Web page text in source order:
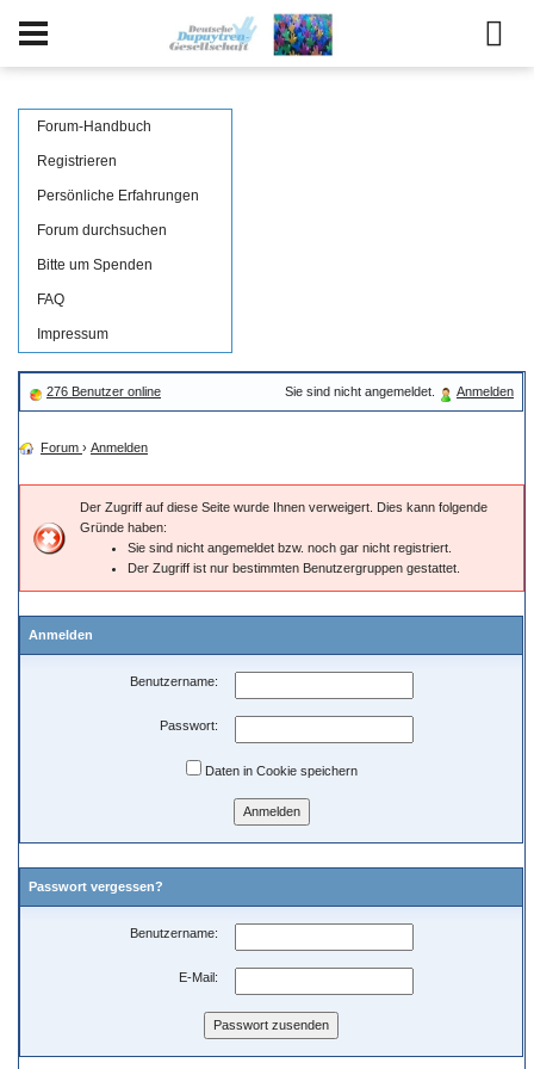
Forum-Handbuch
Registrieren
Persönliche Erfahrungen
Forum durchsuchen
Bitte um Spenden
FAQ
Impressum
276 Benutzer online Sie sind nicht angemeldet. Anmelden
Forum › Anmelden
Der Zugriff auf diese Seite wurde Ihnen verweigert. Dies kann folgende
Gründe haben:
Sie sind nicht angemeldet bzw. noch gar nicht registriert.
Der Zugriff ist nur bestimmten Benutzergruppen gestattet.
Anmelden
Benutzername:
Passwort:
Daten in Cookie speichern
Passwort vergessen?
Benutzername:
E-Mail: